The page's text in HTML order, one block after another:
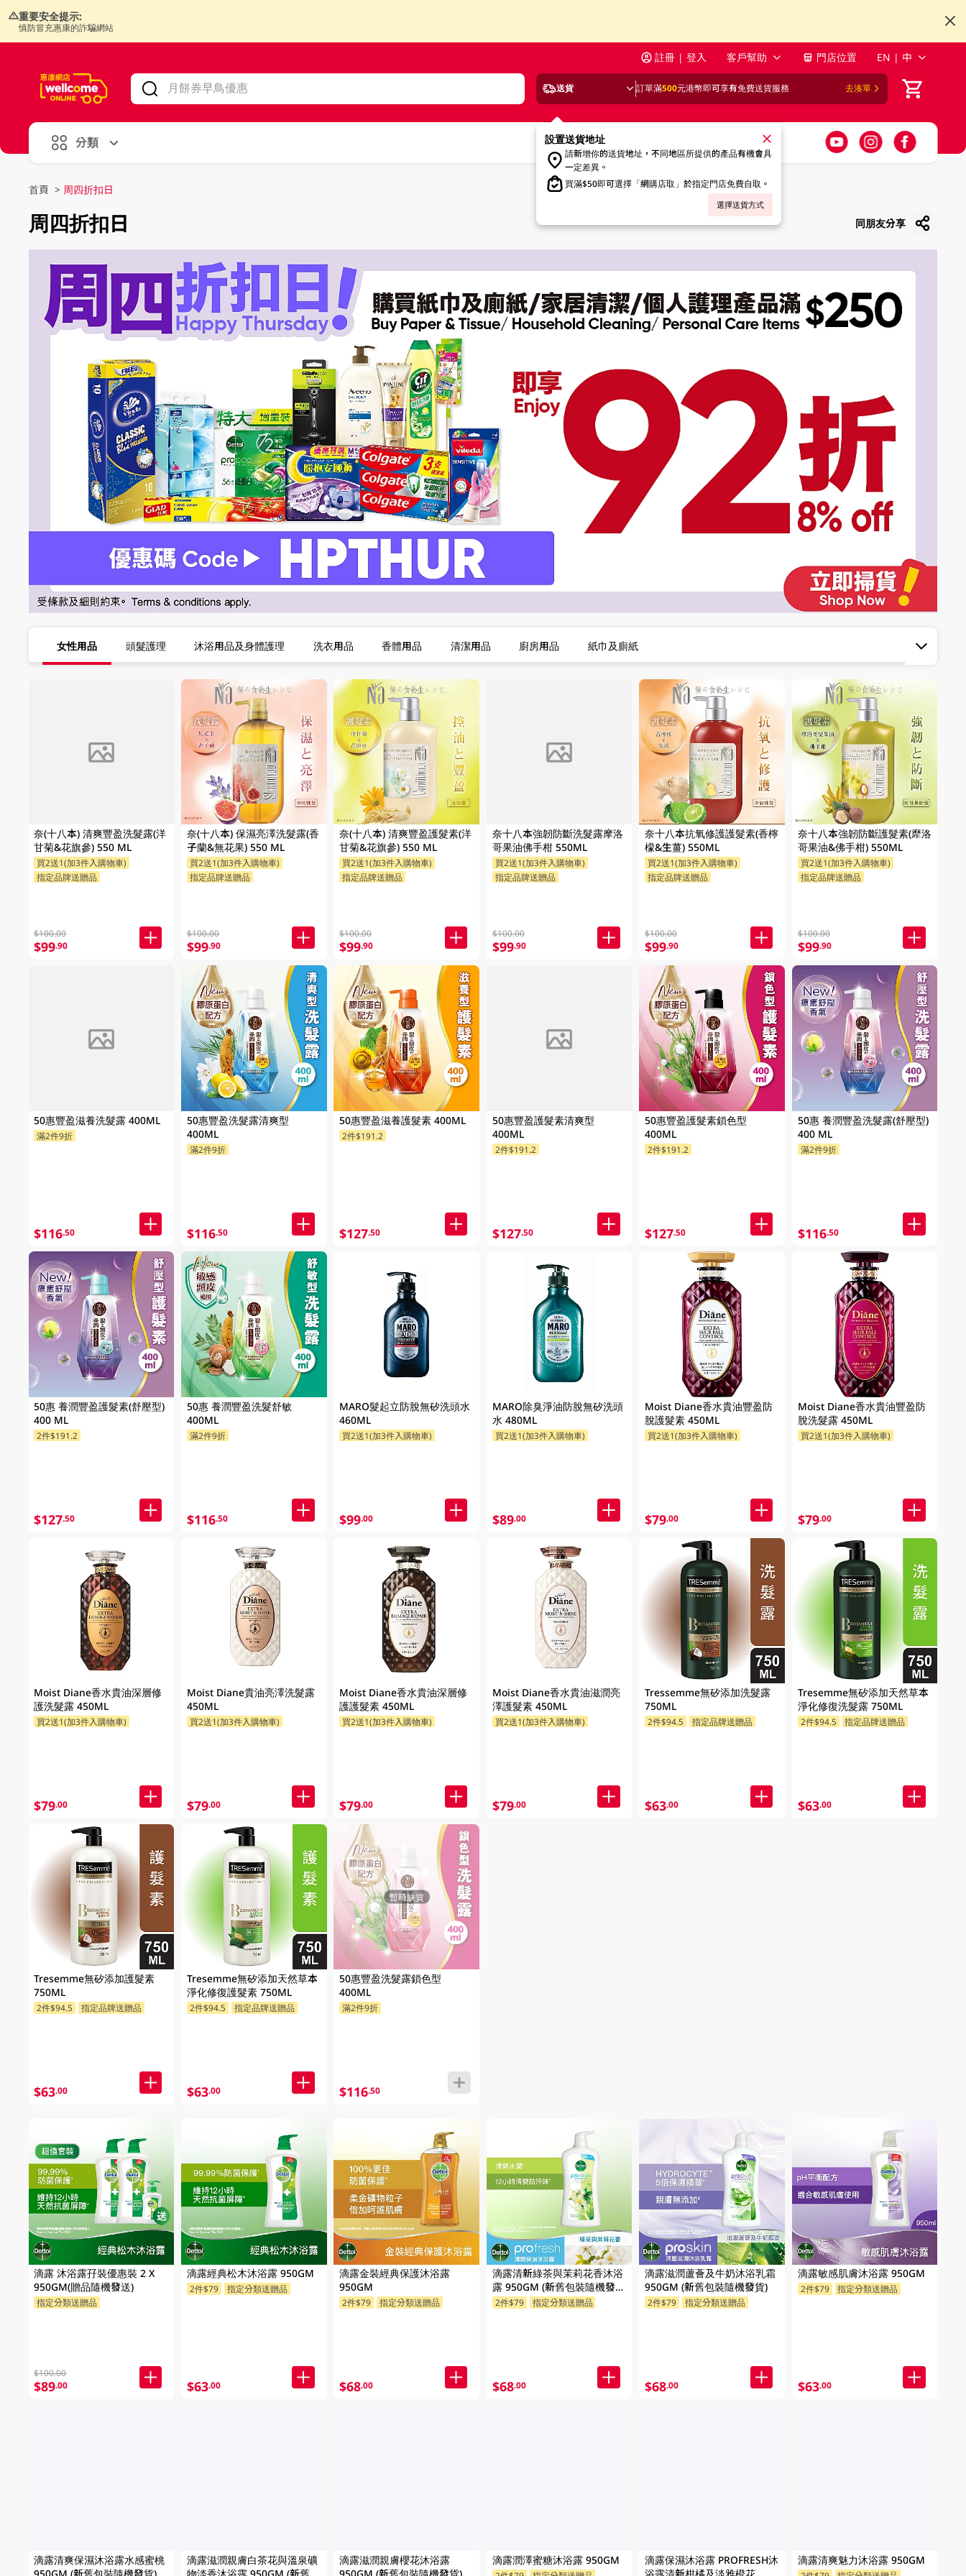
重要安全提示:
慎防冒充惠康的詐騙網站
註冊 | 登入 客戶幫助 門店位置 EN | 中
送貨 訂單滿500元港幣即可享有免費送貨服務 去湊單
設置送貨地址
請新增你的送貨地址，不同地區所提供的產品有機會具
一定差異。
買滿$50即可選擇「網購店取」於指定門店免費自取。
選擇送貨方式
分類
首頁 > 周四折扣日
周四折扣日 同朋友分享
女性用品 頭髮護理 沐浴用品及身體護理 洗衣用品 香體用品 清潔用品 廚房用品 紙巾及廁紙
FAILED
奈(十八本) 清爽豐盈洗髮露(洋
甘菊&花旗參) 550 ML
買2送1(加3件入購物車)
指定品牌送贈品
$100.00
$99.90
奈(十八本) 保濕亮澤洗髮露(香
子蘭&無花果) 550 ML
買2送1(加3件入購物車)
指定品牌送贈品
$100.00
$99.90
奈(十八本) 清爽豐盈護髮素(洋
甘菊&花旗參) 550 ML
買2送1(加3件入購物車)
指定品牌送贈品
$100.00
$99.90
FAILED
奈十八本強韌防斷洗髮露摩洛
哥果油佛手柑 550ML
買2送1(加3件入購物車)
指定品牌送贈品
$100.00
$99.90
奈十八本抗氧修護護髮素(香檸
檬&生薑) 550ML
買2送1(加3件入購物車)
指定品牌送贈品
$100.00
$99.90
奈十八本強韌防斷護髮素(犘洛
哥果油&佛手柑) 550ML
買2送1(加3件入購物車)
指定品牌送贈品
$100.00
$99.90
FAILED
50惠豐盈滋養洗髮露 400ML
滿2件9折
$116.50
50惠豐盈洗髮露清爽型
400ML
滿2件9折
$116.50
50惠豐盈滋養護髮素 400ML
2件$191.2
$127.50
FAILED
50惠豐盈護髮素清爽型
400ML
2件$191.2
$127.50
50惠豐盈護髮素鎖色型
400ML
2件$191.2
$127.50
50惠 養潤豐盈洗髮露(舒壓型)
400 ML
滿2件9折
$116.50
50惠 養潤豐盈護髮素(舒壓型)
400 ML
2件$191.2
$127.50
50惠 養潤豐盈洗髮舒敏
400ML
滿2件9折
$116.50
MARO髮起立防脫無矽洗頭水
460ML
買2送1(加3件入購物車)
$99.00
MARO除臭淨油防脫無矽洗頭
水 480ML
買2送1(加3件入購物車)
$89.00
Moist Diane香水貴油豐盈防
脫護髮素 450ML
買2送1(加3件入購物車)
$79.00
Moist Diane香水貴油豐盈防
脫洗髮露 450ML
買2送1(加3件入購物車)
$79.00
Moist Diane香水貴油深層修
護洗髮露 450ML
買2送1(加3件入購物車)
$79.00
Moist Diane貴油亮澤洗髮露
450ML
買2送1(加3件入購物車)
$79.00
Moist Diane香水貴油深層修
護護髮素 450ML
買2送1(加3件入購物車)
$79.00
Moist Diane香水貴油滋潤亮
澤護髮素 450ML
買2送1(加3件入購物車)
$79.00
Tressemme無矽添加洗髮露
750ML
2件$94.5 指定品牌送贈品
$63.00
Tresemme無矽添加天然草本
淨化修復洗髮露 750ML
2件$94.5 指定品牌送贈品
$63.00
Tresemme無矽添加護髮素
750ML
2件$94.5 指定品牌送贈品
$63.00
Tresemme無矽添加天然草本
淨化修復護髮素 750ML
2件$94.5 指定品牌送贈品
$63.00
暫時缺貨
50惠豐盈洗髮露鎖色型
400ML
滿2件9折
$116.50
滴露 沐浴露孖裝優惠裝 2 X
950GM(贈品隨機發送)
指定分類送贈品
$100.00
$89.00
滴露經典松木沐浴露 950GM
2件$79 指定分類送贈品
$63.00
滴露金裝經典保護沐浴露
950GM
2件$79 指定分類送贈品
$68.00
滴露清新綠茶與茉莉花香沐浴
露 950GM (新舊包裝隨機發
貨)
2件$79 指定分類送贈品
$68.00
滴露滋潤蘆薈及牛奶沐浴乳霜
950GM (新舊包裝隨機發貨)
2件$79 指定分類送贈品
$68.00
滴露敏感肌膚沐浴露 950GM
2件$79 指定分類送贈品
$63.00
滴露清爽保濕沐浴露水感蜜桃
滴露滋潤親膚白茶花與溫泉礦
滴露滋潤親膚櫻花沐浴露
滴露潤澤蜜糖沐浴露 950GM
滴露保濕沐浴露 PROFRESH沐
滴露清爽魅力沐浴露 950GM